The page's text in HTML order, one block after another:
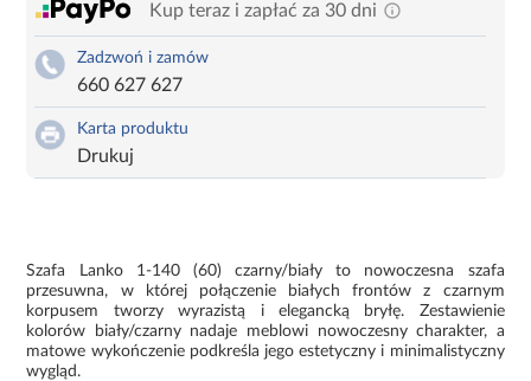
Kup teraz i zapłać za 30 dni
Zadzwoń i zamów
660 627 627
Karta produktu
Drukuj
Szafa Lanko 1-140 (60) czarny/biały to nowoczesna szafa
przesuwna, w której połączenie białych frontów z czarnym
korpusem tworzy wyrazistą i elegancką bryłę. Zestawienie
kolorów biały/czarny nadaje meblowi nowoczesny charakter, a
matowe wykończenie podkreśla jego estetyczny i minimalistyczny
wygląd.